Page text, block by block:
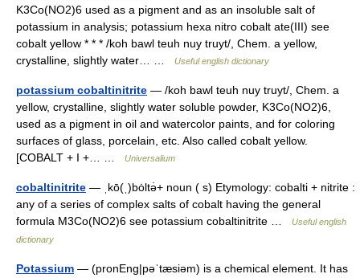
K3Co(NO2)6 used as a pigment and as an insoluble salt of
potassium in analysis; potassium hexa nitro cobalt ate(III) see
cobalt yellow * * * /koh bawl teuh nuy truyt/, Chem. a yellow,
crystalline, slightly water… …
Useful english dictionary
potassium cobaltinitrite — /koh bawl teuh nuy truyt/, Chem. a
yellow, crystalline, slightly water soluble powder, K3Co(NO2)6,
used as a pigment in oil and watercolor paints, and for coloring
surfaces of glass, porcelain, etc. Also called cobalt yellow.
[COBALT + I +… …
Universalium
cobaltinitrite — ˌkō(ˌ)bȯltə̇+ noun ( s) Etymology: cobalti + nitrite :
any of a series of complex salts of cobalt having the general
formula M3Co(NO2)6 see potassium cobaltinitrite …
Useful english
dictionary
Potassium — (pronEng|pəˈtæsiəm) is a chemical element. It has